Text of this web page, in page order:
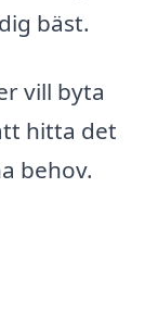
bäst.
vill byta
hitta det
behov.